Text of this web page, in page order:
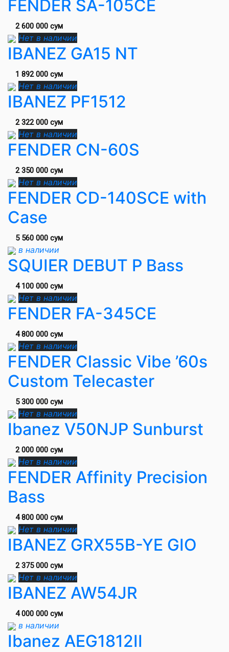
FENDER SA-105CE
2 600 000 сум
Нет в наличии
IBANEZ GA15 NT
1 892 000 сум
Нет в наличии
IBANEZ PF1512
2 322 000 сум
Нет в наличии
FENDER CN-60S
2 350 000 сум
Нет в наличии
FENDER CD-140SCE with
Case
5 560 000 сум
в наличии
SQUIER DEBUT P Bass
4 100 000 сум
Нет в наличии
FENDER FA-345CE
4 800 000 сум
Нет в наличии
FENDER Classic Vibe ’60s
Custom Telecaster
5 300 000 сум
Нет в наличии
Ibanez V50NJP Sunburst
2 000 000 сум
Нет в наличии
FENDER Affinity Precision
Bass
4 800 000 сум
Нет в наличии
IBANEZ GRX55B-YE GIO
2 375 000 сум
Нет в наличии
IBANEZ AW54JR
4 000 000 сум
в наличии
Ibanez AEG1812II